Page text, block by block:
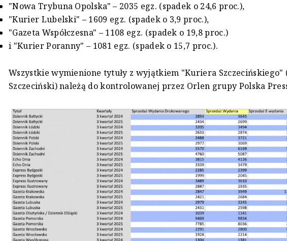
"Nowa Trybuna Opolska" – 2035 egz. (spadek o 24,6 proc.),
"Kurier Lubelski" – 1609 egz. (spadek o 3,9 proc.),
"Gazeta Współczesna" – 1108 egz. (spadek o 19,8 proc.)
i "Kurier Poranny" – 1081 egz. (spadek o 15,7 proc.).
Wszystkie wymienione tytuły z wyjątkiem "Kuriera
Szczeciński) należą do kontrolowanej przez Orlen grupy Polska